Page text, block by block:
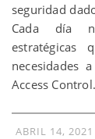
seguridad
Cada día
necesidades
Access
ABRIL 14, 2021